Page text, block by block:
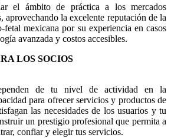
el ámbito de práctica a los mercados
aprovechando la excelente reputación de la
fetal mexicana por su experiencia en casos
avanzada y costos accesibles.
LOS SOCIOS
de tu nivel de actividad en la
para ofrecer servicios y productos de
las necesidades de los usuarios y tu
un prestigio profesional que permita a
confiar y elegir tus servicios.